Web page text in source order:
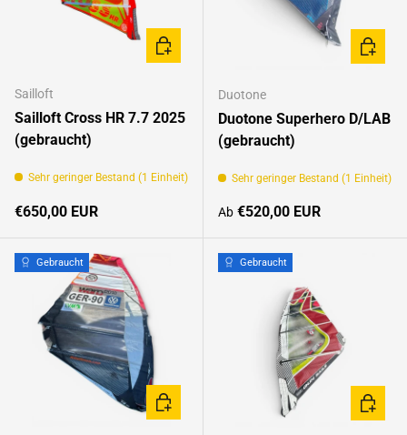
Sailloft
Sailloft Cross HR 7.7 2025
(gebraucht)
Sehr geringer Bestand (1 Einheit)
Normaler Preis
€650,00 EUR
OPTIONEN AUSWÄHLEN
Duotone
Duotone Superhero D/LAB
(gebraucht)
Sehr geringer Bestand (1 Einheit)
Normaler Preis
Ab €520,00 EUR
Gebraucht
OPTIONEN AUSWÄHLEN
Gebraucht